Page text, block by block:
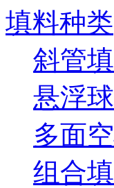
填料种类
斜管
悬浮
多面
组合